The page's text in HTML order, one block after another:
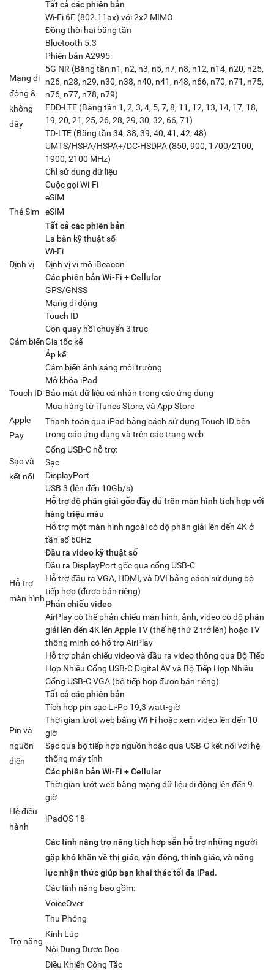
Mạng di
động &
không
dây
Tất cả các phiên bản
Wi‑Fi 6E (802.11ax) với 2x2 MIMO
Đồng thời hai băng tần
Bluetooth 5.3
Phiên bản A2995:
5G NR (Băng tần n1, n2, n3, n5, n7, n8, n12, n14, n20, n25,
n26, n28, n29, n30, n38, n40, n41, n48, n66, n70, n71, n75,
n76, n77, n78, n79)
FDD-LTE (Băng tần 1, 2, 3, 4, 5, 7, 8, 11, 12, 13, 14, 17, 18,
19, 20, 21, 25, 26, 28, 29, 30, 32, 66, 71)
TD-LTE (Băng tần 34, 38, 39, 40, 41, 42, 48)
UMTS/HSPA/HSPA+/DC‑HSDPA (850, 900, 1700/2100,
1900, 2100 MHz)
Chỉ sử dụng dữ liệu
Cuộc gọi Wi-Fi
eSIM
Thẻ Sim
eSIM
Định vị
Tất cả các phiên bản
La bàn kỹ thuật số
Wi-Fi
Định vị vi mô iBeacon
Các phiên bản Wi-Fi + Cellular
GPS/GNSS
Mạng di động
Cảm biến
Touch ID
Con quay hồi chuyển 3 trục
Gia tốc kế
Áp kế
Cảm biến ánh sáng môi trường
Touch ID
Mở khóa iPad
Bảo mật dữ liệu cá nhân trong các ứng dụng
Mua hàng từ iTunes Store, và App Store
Apple
Pay
Thanh toán qua iPad bằng cách sử dụng Touch ID bên
trong các ứng dụng và trên các trang web
Sạc và
kết nối
Cổng USB-C hỗ trợ:
Sạc
DisplayPort
USB 3 (lên đến 10Gb/s)
Hỗ trợ
màn hình
Hỗ trợ độ phân giải gốc đầy đủ trên màn hình tích hợp với
hàng triệu màu
Hỗ trợ một màn hình ngoài có độ phân giải lên đến 4K ở
tần số 60Hz
Đầu ra video kỹ thuật số
Đầu ra DisplayPort gốc qua cổng USB-C
Hỗ trợ đầu ra VGA, HDMI, và DVI bằng cách sử dụng bộ
tiếp hợp (được bán riêng)
Phản chiếu video
AirPlay có thể phản chiếu màn hình, ảnh, video có độ phân
giải lên đến 4K lên Apple TV (thế hệ thứ 2 trở lên) hoặc TV
thông minh có hỗ trợ AirPlay
Hỗ trợ phản chiếu video và đầu ra video thông qua Bộ Tiếp
Hợp Nhiều Cổng USB-C Digital AV và Bộ Tiếp Hợp Nhiều
Cổng USB-C VGA (bộ tiếp hợp được bán riêng)
Pin và
nguồn
điện
Tất cả các phiên bản
Tích hợp pin sạc Li-Po 19,3 watt‑giờ
Thời gian lướt web bằng Wi-Fi hoặc xem video lên đến 10
giờ
Sạc qua bộ tiếp hợp nguồn hoặc qua USB-C kết nối với hệ
thống máy tính
Các phiên bản Wi-Fi + Cellular
Thời gian lướt web bằng mạng dữ liệu di động lên đến 9
giờ
Hệ điều
hành
iPadOS 18
Trợ năng
Các tính năng trợ năng tích hợp sẵn hỗ trợ những người
gặp khó khăn về thị giác, vận động, thính giác, và năng
lực nhận thức giúp bạn khai thác tối đa iPad.
Các tính năng bao gồm:
VoiceOver
Thu Phóng
Kính Lúp
Nội Dung Được Đọc
Điều Khiển Công Tắc